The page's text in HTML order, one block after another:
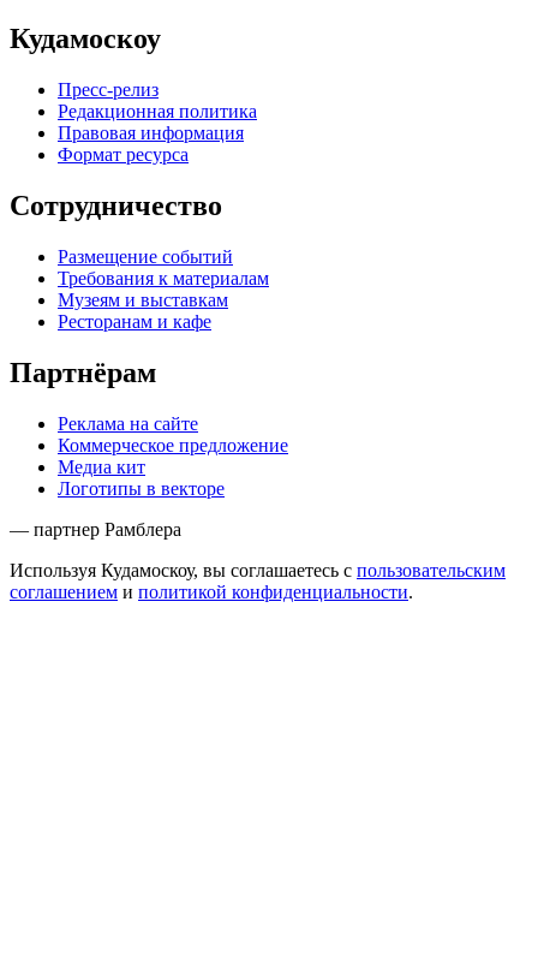
Кудамоскоу
Пресс-релиз
Редакционная политика
Правовая информация
Формат ресурса
Сотрудничество
Размещение событий
Требования к материалам
Музеям и выставкам
Ресторанам и кафе
Партнёрам
Реклама на сайте
Коммерческое предложение
Медиа кит
Логотипы в векторе
— партнер Рамблера
Используя Кудамоскоу, вы соглашаетесь с пользовательским
соглашением и политикой конфиденциальности.